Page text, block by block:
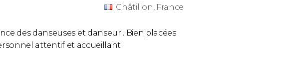
Châtillon, France
des danseuses et danseur . Bien placées
attentif et accueillant